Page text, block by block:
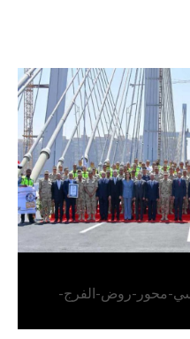
محور روض الفرج
مصر
محور-روض-الفرج-